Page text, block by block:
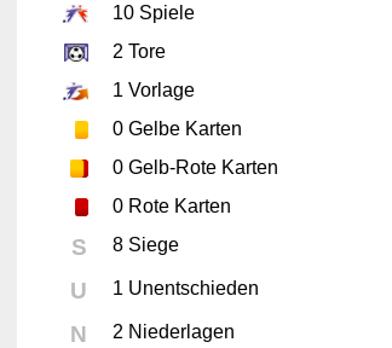
10 Spiele
2 Tore
1 Vorlage
0 Gelbe Karten
0 Gelb-Rote Karten
0 Rote Karten
S 8 Siege
U 1 Unentschieden
N 2 Niederlagen